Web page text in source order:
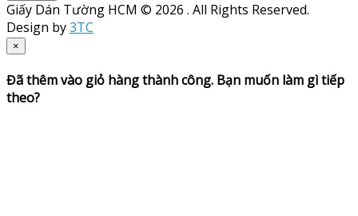
Giấy Dán Tường HCM © 2026 . All Rights Reserved.
Design by3TC
×
Đã thêm vào giỏ hàng thành công. Bạn muốn làm gì tiếp
theo?